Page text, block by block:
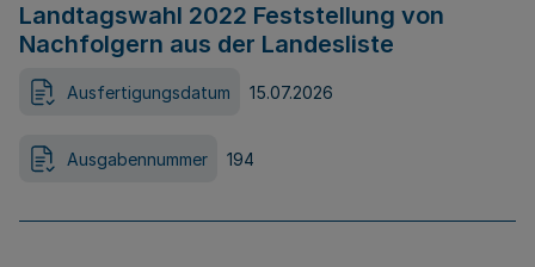
Landtagswahl 2022 Feststellung von
Nachfolgern aus der Landesliste
Ausfertigungsdatum 15.07.2026
Ausgabennummer 194